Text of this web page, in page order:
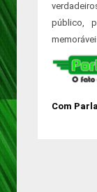
público,
Com